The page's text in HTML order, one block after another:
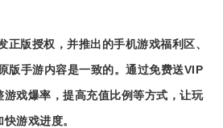
正版授权，并推出的手机游戏福利区、
版手游内容是一致的。通过免费送VIP
戏爆率，提高充值比例等方式，让玩
游戏进度。